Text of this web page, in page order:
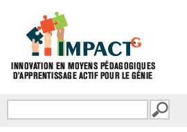
FORMULAIRE DE